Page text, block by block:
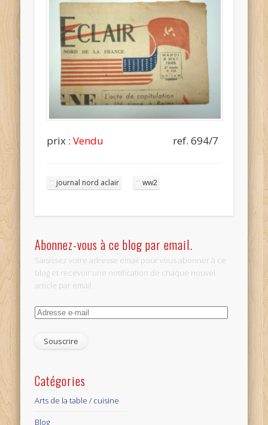
prix :Vendu ref. 694/7
journal nord aclair ww2
Abonnez-vous à ce blog par email.
Saisissez votre adresse email pour vous abonner à ce
blog et recevoir une notification de chaque nouvel
article par email.
Adresse
mail
Catégories
Arts de la table / cuisine
Blog